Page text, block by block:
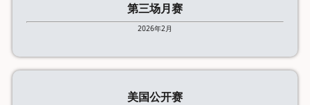
第三场月赛
2026年2月
美国公开赛